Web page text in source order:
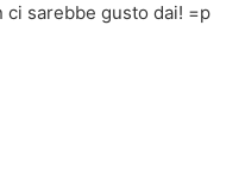
ci sarebbe gusto dai! =p